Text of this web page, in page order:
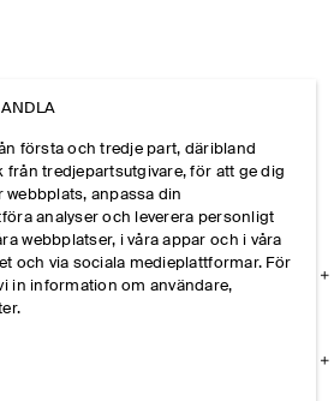
första och tredje part, däribland
tredjepartsutgivare, för att ge dig
webbplats, anpassa din
analyser och leverera personligt
webbplatser, i våra appar och i våra
och via sociala medieplattformar. För
in information om användare,